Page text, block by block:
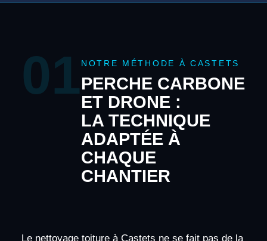
01 NOTRE MÉTHODE À CASTETS
PERCHE CARBONE
ET DRONE :
LA TECHNIQUE
ADAPTÉE À
CHAQUE
CHANTIER
Le nettoyage toiture à Castets ne se fait pas de la